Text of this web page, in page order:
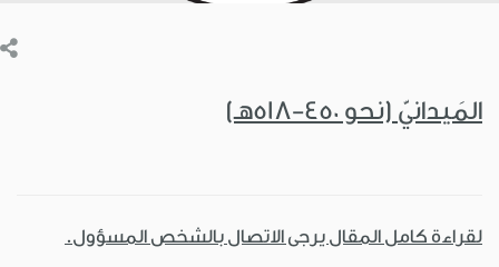
المَيدانيّ (نحو 450-518هـ)
لقراءة كامل المقال يرجى الاتصال بالشخص المسؤول.